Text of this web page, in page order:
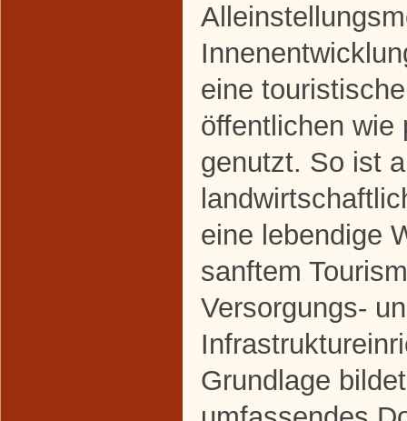
eine
öffentlichen wie
genutzt. So ist
eine lebendige
sanftem
Versorgungs-
Grundlage